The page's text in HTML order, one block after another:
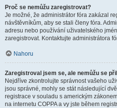
Proč se nemůžu zaregistrovat?
Je možné, že administrátor fóra zakázal
návštěvníkům, aby se stali členy fóra.
adresu nebo používání uživatelského
zaregistrovat. Kontaktujte administrátora
Nahoru
Zaregistroval jsem se, ale nemůžu se
Nejdříve zkontrolujte správnost vašeho
jsou správné, mohly se stát následující
registrace v souladu s americkým
na internetu COPPA a vy jste během